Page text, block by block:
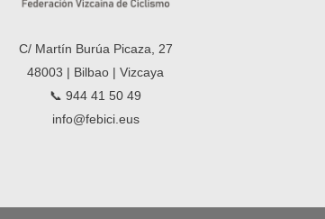
C/ Martín Burúa Picaza, 27
48003 | Bilbao | Vizcaya
📞 944 41 50 49
info@febici.eus